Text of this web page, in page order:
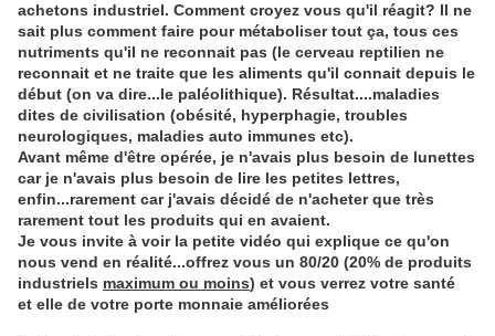
achetons industriel. Comment croyez vous qu'il réagit? Il ne
sait plus comment faire pour métaboliser tout ça, tous ces
nutriments qu'il ne reconnait pas (le cerveau reptilien ne
reconnait et ne traite que les aliments qu'il connait depuis le
début (on va dire...le paléolithique). Résultat....maladies
dites de civilisation (obésité, hyperphagie, troubles
neurologiques, maladies auto immunes etc).
Avant même d'être opérée, je n'avais plus besoin de lunettes
car je n'avais plus besoin de lire les petites lettres,
enfin...rarement car j'avais décidé de n'acheter que très
rarement tout les produits qui en avaient.
Je vous invite à voir la petite vidéo qui explique ce qu'on
nous vend en réalité...offrez vous un 80/20 (20% de produits
industriels maximum ou moins) et vous verrez votre santé
et elle de votre porte monnaie améliorées